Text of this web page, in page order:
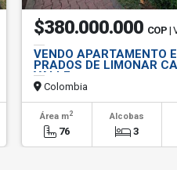
$380.000.000 COP |
VENDO APARTAMENTO
PRADOS DE LIMONAR
VALLE
Colombia
Área m2
76
Alcobas
3